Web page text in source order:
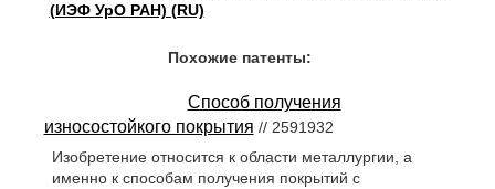
(ИЭФ УрО РАН) (RU)
Похожие патенты:
Способ получения
износостойкого покрытия // 2591932
Изобретение относится к области металлургии, а
именно к способам получения покрытий с